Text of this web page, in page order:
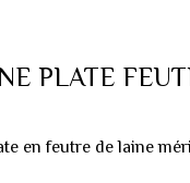
PLATE
en feutre de laine